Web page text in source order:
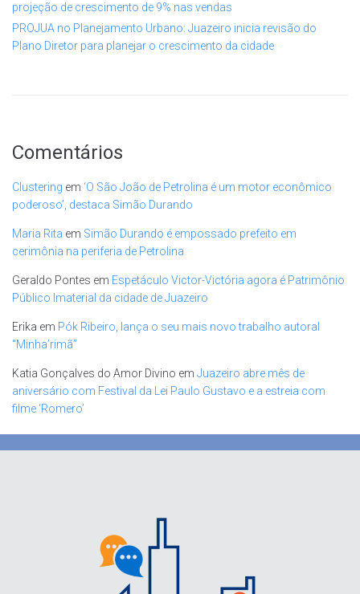
projeção de crescimento de 9% nas vendas
PROJUA no Planejamento Urbano: Juazeiro inicia revisão do
Plano Diretor para planejar o crescimento da cidade
Comentários
Clustering em ‘O São João de Petrolina é um motor econômico
poderoso’, destaca Simão Durando
Maria Rita em Simão Durando é empossado prefeito em
cerimônia na periferia de Petrolina
Geraldo Pontes em Espetáculo Victor-Victória agora é Patrimônio
Público Imaterial da cidade de Juazeiro
Erika em Pók Ribeiro, lança o seu mais novo trabalho autoral
“Minha’rimã”
Katia Gonçalves do Amor Divino em Juazeiro abre mês de
aniversário com Festival da Lei Paulo Gustavo e a estreia com
filme ‘Romero’